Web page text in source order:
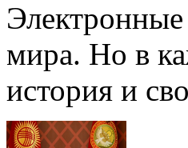
мира. Но в
история и